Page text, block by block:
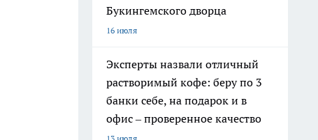
Букингемского дворца
16 июля
Эксперты назвали отличный
растворимый кофе: беру по 3
банки себе, на подарок и в
офис – проверенное качество